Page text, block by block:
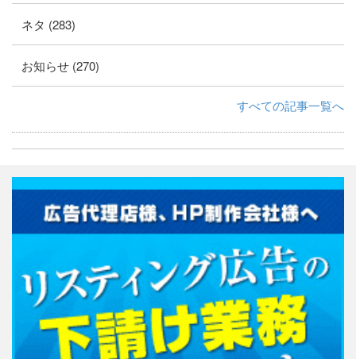
ネタ (283)
お知らせ (270)
すべての記事一覧へ